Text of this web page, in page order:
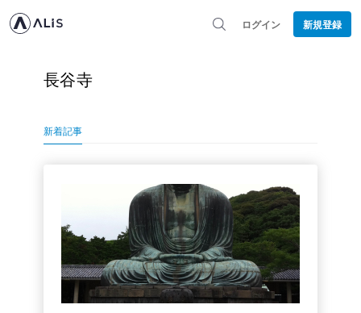
ログイン 新規登録
長谷寺
新着記事